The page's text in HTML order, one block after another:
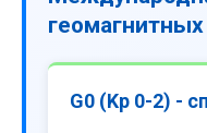
геомагнитных
G0 (Kp 0-2) -